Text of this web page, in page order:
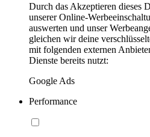
Durch das Akzeptieren dieses
unserer Online-
auswerten und unser
gleichen wir deine
mit folgenden externen
Dienste bereits nutzt:
Google Ads
Performance